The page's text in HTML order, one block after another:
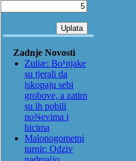
Zadnje Novosti
Zuliæ: Bo¹njake
su tjerali da
iskopaju sebi
grobove, a zatim
su ih pobili
no¾evima i
hicima
Malonogometni
turnir: Odziv